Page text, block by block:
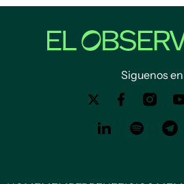
Siguenos